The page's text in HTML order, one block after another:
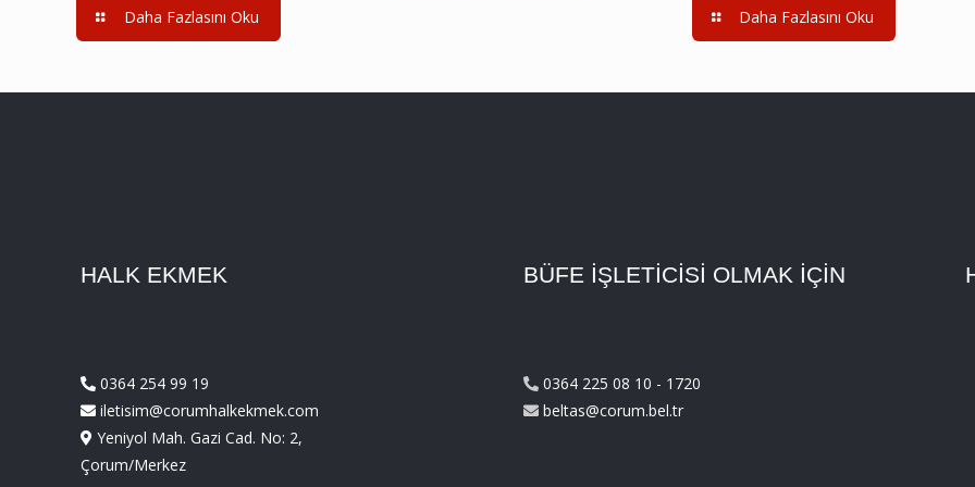
Daha Fazlasını Oku Daha Fazlasını Oku
HALK EKMEK
0364 254 99 19
iletisim@corumhalkekmek.com
Yeniyol Mah. Gazi Cad. No: 2,
Çorum/Merkez
BÜFE İŞLETİCİSİ OLMAK İÇİN
0364 225 08 10 - 1720
beltas@corum.bel.tr